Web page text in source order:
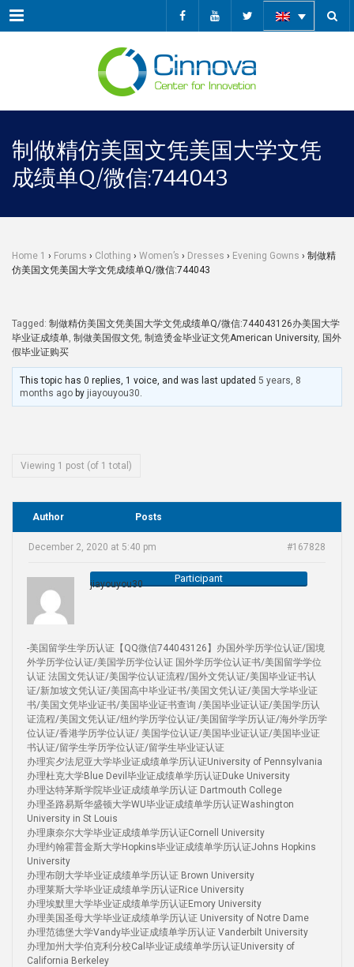
Menu
制做精仿美国文凭美国大学文凭
成绩单Q/微信:744043
Home 1 › Forums › Clothing › Women’s › Dresses › Evening Gowns › 制做精
仿美国文凭美国大学文凭成绩单Q/微信:744043
Tagged: 制做精仿美国文凭美国大学文凭成绩单Q/微信:744043126办美国大学
毕业证成绩单, 制做美国假文凭, 制造烫金毕业证文凭American University, 国外
假毕业证购买
This topic has 0 replies, 1 voice, and was last updated5 years, 8
months ago by jiayouyou30.
Viewing 1 post (of 1 total)
Author Posts
December 2, 2020 at 5:40 pm #167828
jiayouyou30 Participant
-美国留学生学历认证【QQ微信744043126】办国外学历学位认证/国境
外学历学位认证/美国学历学位认证 国外学历学位认证书/美国留学学位
认证 法国文凭认证/美国学位认证流程/国外文凭认证/美国毕业证书认
证/新加坡文凭认证/美国高中毕业证书/美国文凭认证/美国大学毕业证
书/美国文凭毕业证书/美国毕业证书查询 /美国毕业证认证/美国学历认
证流程/美国文凭认证/纽约学历学位认证/美国留学学历认证/海外学历学
位认证/香港学历学位认证/ 美国学位认证/美国毕业证认证/美国毕业证
书认证/留学生学历学位认证/留学生毕业证认证
办理宾夕法尼亚大学毕业证成绩单学历认证University of Pennsylvania
办理杜克大学Blue Devil毕业证成绩单学历认证Duke University
办理达特茅斯学院毕业证成绩单学历认证 Dartmouth College
办理圣路易斯华盛顿大学WU毕业证成绩单学历认证Washington
University in St Louis
办理康奈尔大学毕业证成绩单学历认证Cornell University
办理约翰霍普金斯大学Hopkins毕业证成绩单学历认证Johns Hopkins
University
办理布朗大学毕业证成绩单学历认证 Brown University
办理莱斯大学毕业证成绩单学历认证Rice University
办理埃默里大学毕业证成绩单学历认证Emory University
办理美国圣母大学毕业证成绩单学历认证 University of Notre Dame
办理范德堡大学Vandy毕业证成绩单学历认证 Vanderbilt University
办理加州大学伯克利分校Cal毕业证成绩单学历认证University of
California Berkeley